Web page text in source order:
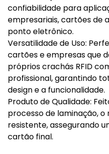
confiabilidade para
empresariais, cartões de
ponto eletrônico.
Versatilidade de Uso:
cartões e empresas que
próprios crachás RFID
profissional, garantindo
design e a funcionalidade.
Produto de Qualidade:
processo de laminação,
resistente, assegurando
cartão final.